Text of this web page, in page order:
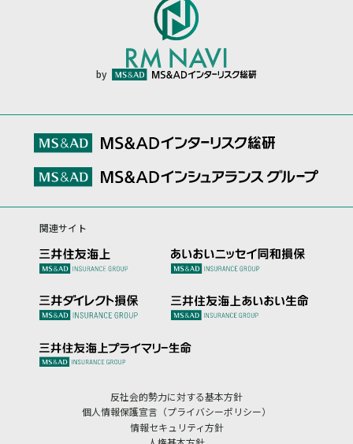
by
関連サイト
反社会的勢力に対する基本方針
個人情報保護宣言（プライバシーポリシー）
情報セキュリティ方針